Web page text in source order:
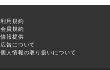
利用規約
会員規約
情報提供
広告について
個人情報の取り扱いについて